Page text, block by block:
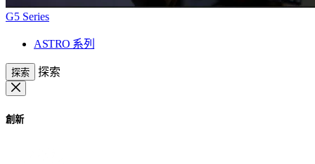
G5 Series
ASTRO 系列
探索 探索
創新